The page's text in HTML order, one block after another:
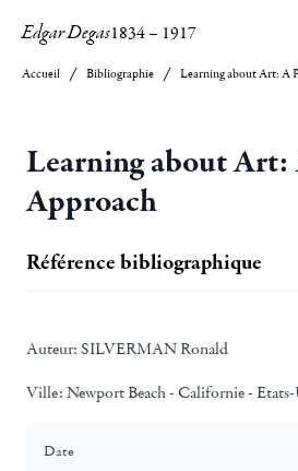
Edgar Degas1834– 1917
Accueil Bibliographie Learning about Art: A
Learning about Art:
Approach
Référence bibliographique
Auteur: SILVERMAN Ronald
Ville: Newport Beach - Californie -
Date